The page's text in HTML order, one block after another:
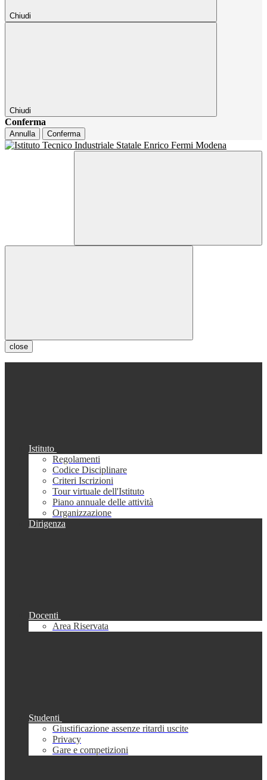
Chiudi
Chiudi
Conferma
Annulla Conferma
close
Istituto
Regolamenti
Codice Disciplinare
Criteri Iscrizioni
Tour virtuale dell'Istituto
Piano annuale delle attività
Organizzazione
Dirigenza
Docenti
Area Riservata
Studenti
Giustificazione assenze ritardi uscite
Privacy
Gare e competizioni